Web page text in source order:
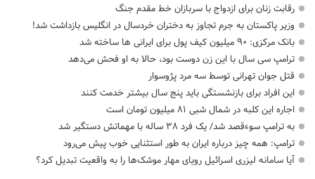
رقابت زنان برای ازدواج با سربازان خط مقدم جنگ
وزیر پاکستان به جرم تجاوز به دختران خردسال در انگلیس بازداشت شد!
بانک مرکزی: ۹۰ میلیون کیف پول برای ایرانی ها ساخته شد
ترامپ سی سال با این زن دوست بود، حالا به او فحش می‌دهد
قتل جوان تهرانی توسط سه مرد پژوسوار
این افراد برای بازنشستگی باید پنج سال بیشتر خدمت کنند
اجاره این کلبه در شمال شبی ۸۱ میلیون تومان است
به ترامپ سوءقصد شد/ یک فرد ۳۸ ساله با مهماتش دستگیر شد
ترامپ: همه چیز درباره ایران به طور استثنایی خوب پیش می‌رود
آیا سامانه لیزری اسرائیل رویای مهار موشک‌ها را به واقعیت تبدیل کرد؟